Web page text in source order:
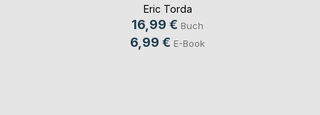
Eric Torda
16,99 € Buch
6,99 € E-Book